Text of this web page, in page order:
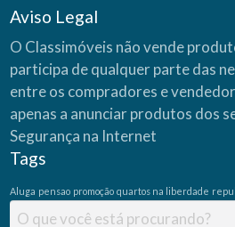
Aviso Legal
O Classimóveis não vende
participa de qualquer parte das
entre os compradores e
apenas a anunciar produtos dos
Segurança na Internet
Tags
Aluga pensao promoção quartos na liberdade